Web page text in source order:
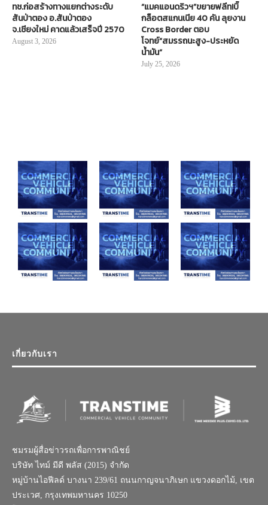
ทช.ก่อสร้างทางแยกต่างระดับ
สันป่าตอง อ.สันป่าตอง
จ.เชียงใหม่ คาดแล้วเสร็จปี 2570
August 3, 2026
“แมคแอนดริวฯ”ขยายฟลีท!บิ๊
กล็อตสแกนเนีย 40 คัน ลุยงาน
Cross Border ตอบ
โจทย์“สมรรถนะสูง-ประหยัด
น้ำมัน”
July 25, 2026
เกี่ยวกับเรา
ชมรมผู้สื่อข่าวรถเพื่อการพาณิชย์
บริษัท ไทม์ มีดี พลัส (2015) จำกัด
หมู่บ้านไอฟีลด์ บางนา 239/61 ถนนกาญจนาภิเษก แขวงดอกไม้, เขต
ประเวศ, กรุงเทพมหานคร 10250